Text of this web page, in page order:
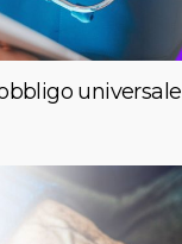
universale